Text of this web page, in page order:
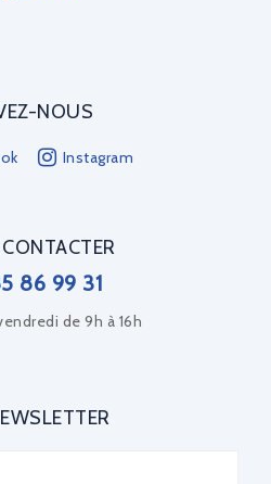
NOUS
Instagram
86 99 31
de 9h à 16h